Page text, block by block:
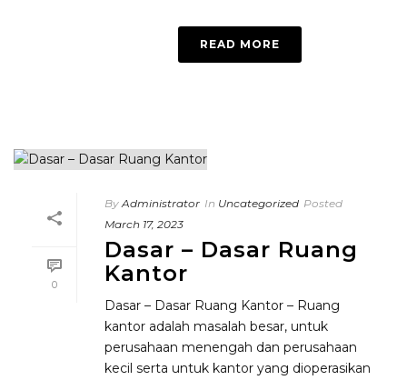
READ MORE
0
By Administrator In Uncategorized Posted
March 17, 2023
Dasar – Dasar Ruang
Kantor
Dasar – Dasar Ruang Kantor – Ruang
kantor adalah masalah besar, untuk
perusahaan menengah dan perusahaan
kecil serta untuk kantor yang dioperasikan